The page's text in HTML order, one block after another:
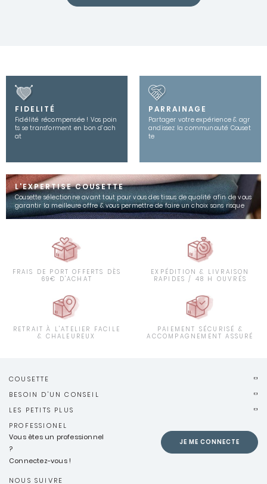
FIDELITÉ
Fidélité récompensée ! Vos poin
ts se transforment en bon d’ach
at
PARRAINAGE
Partager votre expérience & agr
andissez la communauté Couset
te
L'EXPERTISE COUSETTE
Cousette sélectionne avant tout pour vous des tissus de qualité afin de vous
garantir la meilleure offre & vous permettre de faire un choix sans risque
FRAIS DE PORT OFFERTS DÈS
69€ D'ACHAT
EXPÉDITION & LIVRAISON
RAPIDES / 48 H OUVRÉS
RETRAIT À L'ATELIER FACILE
& CHALEUREUX
PAIEMENT SÉCURISÉ &
ACCOMPAGNEMENT ASSURÉ
COUSETTE
BESOIN D'UN CONSEIL
LES PETITS PLUS
PROFESSIONEL
Vous êtes un professionnel
?
Connectez-vous !
JE ME CONNECTE
NOUS SUIVRE